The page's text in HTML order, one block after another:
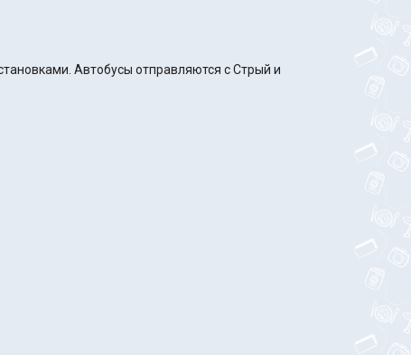
Автобусы отправляются с Стрый и